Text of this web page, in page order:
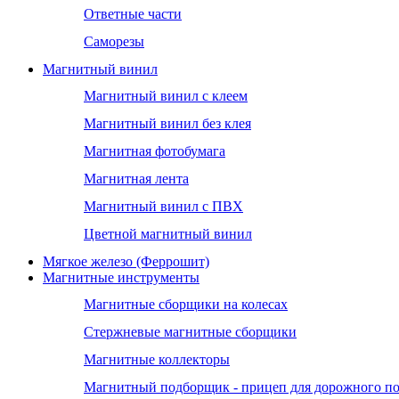
Ответные части
Саморезы
Магнитный винил
Магнитный винил с клеем
Магнитный винил без клея
Магнитная фотобумага
Магнитная лента
Магнитный винил с ПВХ
Цветной магнитный винил
Мягкое железо (Феррошит)
Магнитные инструменты
Магнитные сборщики на колесах
Стержневые магнитные сборщики
Магнитные коллекторы
Магнитный подборщик - прицеп для дорожного